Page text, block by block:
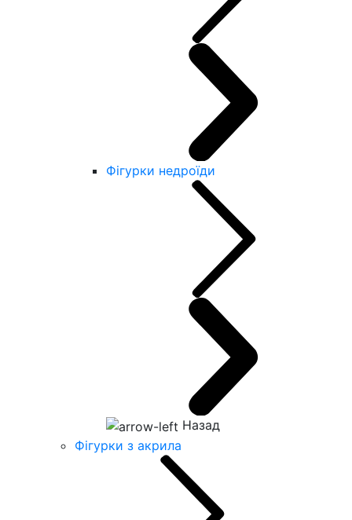
Фігурки недроїди
Назад
Фігурки з акрила